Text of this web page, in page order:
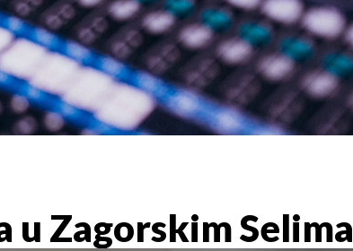
Zagorskim Selima